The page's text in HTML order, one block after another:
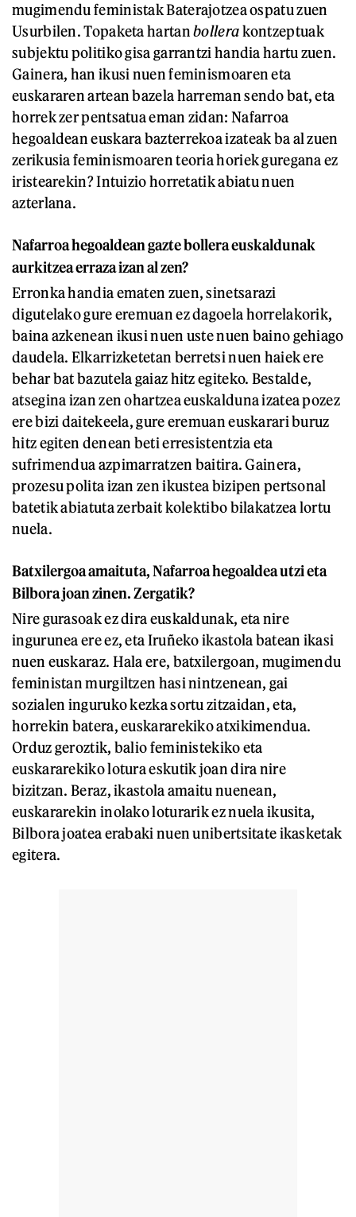
mugimendu feministak Baterajotzea ospatu zuen
Usurbilen. Topaketa hartanbollerakontzeptuak
subjektu politiko gisa garrantzi handia hartu zuen.
Gainera, han ikusi nuen feminismoaren eta
euskararen artean bazela harreman sendo bat, eta
horrek zer pentsatua eman zidan: Nafarroa
hegoaldean euskara bazterrekoa izateak ba al zuen
zerikusia feminismoaren teoria horiek guregana ez
iristearekin? Intuizio horretatik abiatu nuen
azterlana.
Nafarroa hegoaldeangazte bollera euskaldunak
aurkitzea erraza izan al zen?
Erronka handia ematen zuen, sinetsarazi
digutelako gure eremuan ez dagoela horrelakorik,
baina azkenean ikusi nuen uste nuen baino gehiago
daudela. Elkarrizketetan berretsi nuen haiek ere
behar bat bazutela gaiaz hitz egiteko. Bestalde,
atsegina izan zen ohartzea euskalduna izatea pozez
ere bizi daitekeela, gure eremuan euskarari buruz
hitz egiten denean beti erresistentzia eta
sufrimendua azpimarratzen baitira. Gainera,
prozesu polita izan zen ikustea bizipen pertsonal
batetik abiatuta zerbait kolektibo bilakatzea lortu
nuela.
Batxilergoa amaituta,Nafarroahegoaldea utzieta
Bilbora joan zinen.Zergatik?
Nire gurasoak ez dira euskaldunak, eta nire
ingurunea ere ez, eta Iruñeko ikastola batean ikasi
nuen euskaraz. Hala ere, batxilergoan, mugimendu
feministan murgiltzen hasi nintzenean, gai
sozialen inguruko kezka sortu zitzaidan, eta,
horrekin batera, euskararekiko atxikimendua.
Orduz geroztik, balio feministekiko eta
euskararekiko lotura eskutik joan dira nire
bizitzan. Beraz, ikastola amaitu nuenean,
euskararekin inolako loturarik ez nuela ikusita,
Bilbora joatea erabaki nuen unibertsitate ikasketak
egitera.